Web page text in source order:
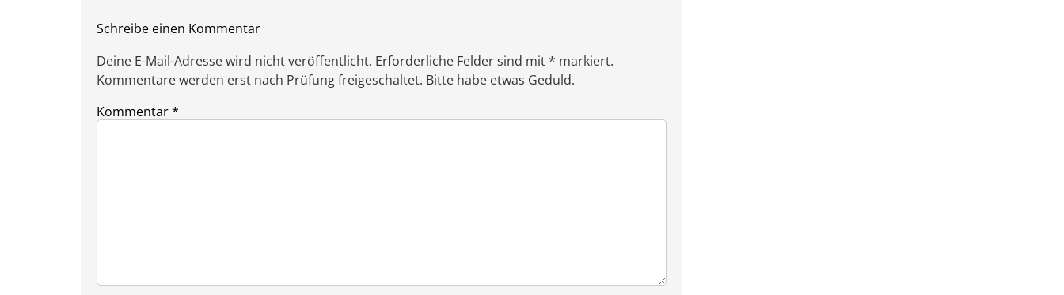
Schreibe einen Kommentar
Deine E-Mail-Adresse wird nicht veröffentlicht. Erforderliche Felder sind mit * markiert.
Kommentare werden erst nach Prüfung freigeschaltet. Bitte habe etwas Geduld.
Kommentar*